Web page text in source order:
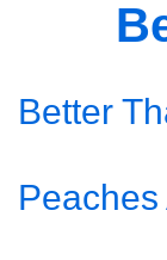
Better